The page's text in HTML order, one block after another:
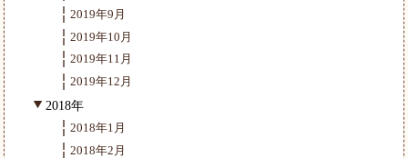
2019年9月
2019年10月
2019年11月
2019年12月
2018年
2018年1月
2018年2月